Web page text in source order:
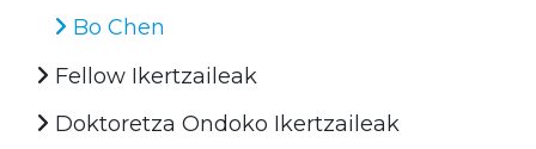
Bo Chen
Fellow Ikertzaileak
Doktoretza Ondoko Ikertzaileak